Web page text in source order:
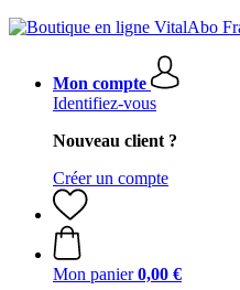
Mon compte
Identifiez-vous
Nouveau client ?
Créer un compte
Mon panier 0,00 €